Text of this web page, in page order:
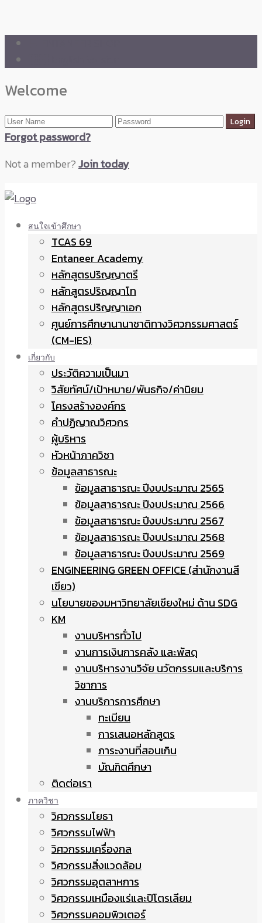
Welcome
Forgot password?
Not a member?Join today
สนใจเข้าศึกษา
TCAS 69
Entaneer Academy
หลักสูตรปริญญาตรี
หลักสูตรปริญญาโท
หลักสูตรปริญญาเอก
ศูนย์การศึกษานานาชาติทางวิศวกรรมศาสตร์
(CM-IES)
เกี่ยวกับ
ประวัติความเป็นมา
วิสัยทัศน์/เป้าหมาย/พันธกิจ/ค่านิยม
โครงสร้างองค์กร
คำปฏิญาณวิศวกร
ผู้บริหาร
หัวหน้าภาควิชา
ข้อมูลสาธารณะ
ข้อมูลสาธารณะ ปีงบประมาณ 2565
ข้อมูลสาธารณะ ปีงบประมาณ 2566
ข้อมูลสาธารณะ ปีงบประมาณ 2567
ข้อมูลสาธารณะ ปีงบประมาณ 2568
ข้อมูลสาธารณะ ปีงบประมาณ 2569
ENGINEERING GREEN OFFICE (สำนักงานสี
เขียว)
นโยบายของมหาวิทยาลัยเชียงใหม่ ด้าน SDG
KM
งานบริหารทั่วไป
งานการเงินการคลัง และพัสดุ
งานบริหารงานวิจัย นวัตกรรมและบริการ
วิชาการ
งานบริการการศึกษา
ทะเบียน
การเสนอหลักสูตร
ภาระงานที่สอนเกิน
บัณฑิตศึกษา
ติดต่อเรา
ภาควิชา
วิศวกรรมโยธา
วิศวกรรมไฟฟ้า
วิศวกรรมเครื่องกล
วิศวกรรมสิ่งแวดล้อม
วิศวกรรมอุตสาหการ
วิศวกรรมเหมืองแร่และปิโตรเลียม
วิศวกรรมคอมพิวเตอร์